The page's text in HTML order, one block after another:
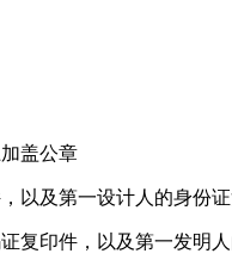
盖公章
以及第一设计人的身份证
复印件，以及第一发明